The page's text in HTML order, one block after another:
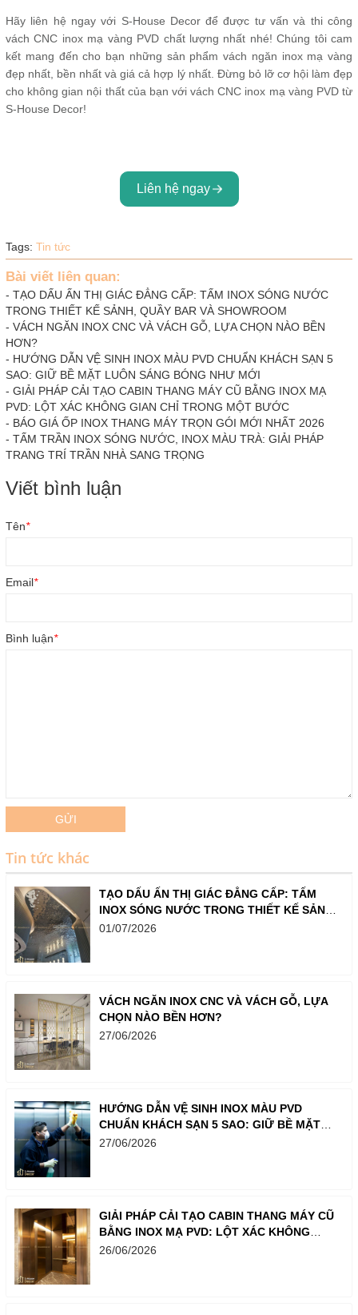
Hãy liên hệ ngay với S-House Decor để được tư vấn và thi công
vách CNC inox mạ vàng PVD chất lượng nhất nhé! Chúng tôi cam
kết mang đến cho bạn những sản phẩm vách ngăn inox mạ vàng
đẹp nhất, bền nhất và giá cả hợp lý nhất. Đừng bỏ lỡ cơ hội làm đẹp
cho không gian nội thất của bạn với vách CNC inox mạ vàng PVD từ
S-House Decor!
Liên hệ ngay
Tags: Tin tức
Bài viết liên quan:
- TẠO DẤU ẤN THỊ GIÁC ĐẲNG CẤP: TẤM INOX SÓNG NƯỚC
TRONG THIẾT KẾ SẢNH, QUẦY BAR VÀ SHOWROOM
- VÁCH NGĂN INOX CNC VÀ VÁCH GỖ, LỰA CHỌN NÀO BỀN
HƠN?
- HƯỚNG DẪN VỆ SINH INOX MÀU PVD CHUẨN KHÁCH SẠN 5
SAO: GIỮ BỀ MẶT LUÔN SÁNG BÓNG NHƯ MỚI
- GIẢI PHÁP CẢI TẠO CABIN THANG MÁY CŨ BẰNG INOX MẠ
PVD: LỘT XÁC KHÔNG GIAN CHỈ TRONG MỘT BƯỚC
- BÁO GIÁ ỐP INOX THANG MÁY TRỌN GÓI MỚI NHẤT 2026
- TẤM TRẦN INOX SÓNG NƯỚC, INOX MÀU TRÀ: GIẢI PHÁP
TRANG TRÍ TRẦN NHÀ SANG TRỌNG
Viết bình luận
Tên*
Email*
Bình luận*
GỬI
Tin tức khác
TẠO DẤU ẤN THỊ GIÁC ĐẲNG CẤP: TẤM
INOX SÓNG NƯỚC TRONG THIẾT KẾ SẢNH,
QUẦY BAR VÀ SHOWROOM
01/07/2026
VÁCH NGĂN INOX CNC VÀ VÁCH GỖ, LỰA
CHỌN NÀO BỀN HƠN?
27/06/2026
HƯỚNG DẪN VỆ SINH INOX MÀU PVD
CHUẨN KHÁCH SẠN 5 SAO: GIỮ BỀ MẶT
LUÔN SÁNG BÓNG NHƯ MỚI
27/06/2026
GIẢI PHÁP CẢI TẠO CABIN THANG MÁY CŨ
BẰNG INOX MẠ PVD: LỘT XÁC KHÔNG
GIAN CHỈ TRONG MỘT BƯỚC
26/06/2026